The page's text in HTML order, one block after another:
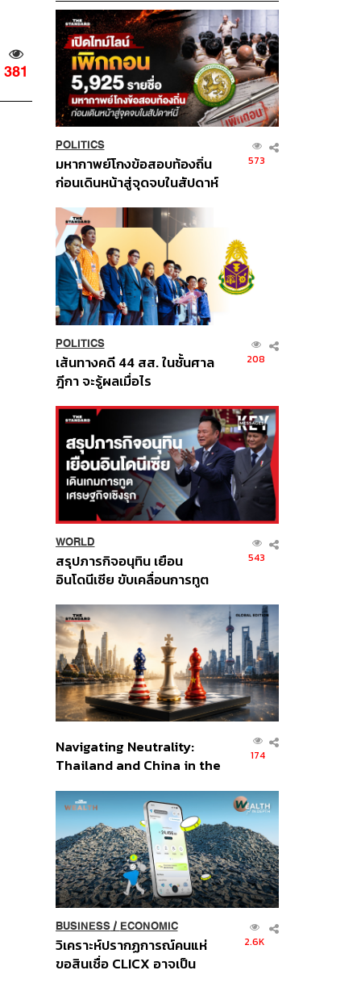
381
POLITICS
มหากาพย์โกงข้อสอบท้องถิ่น
ก่อนเดินหน้าสู่จุดจบในสัปดาห์
573
POLITICS
เส้นทางคดี 44 สส. ในชั้นศาล
ฎีกา จะรู้ผลเมื่อไร
208
WORLD
สรุปภารกิจอนุทิน เยือน
อินโดนีเซีย ขับเคลื่อนการทูต
ส่วนยุทธศาสตร์ไทย –
อินโดนีเซีย
543
Navigating Neutrality:
Thailand and China in the
Order
174
BUSINESS/ ECONOMIC
วิเคราะห์ปรากฏการณ์คนแห่
ขอสินเชื่อ CLICX อาจเป็น
2.6K